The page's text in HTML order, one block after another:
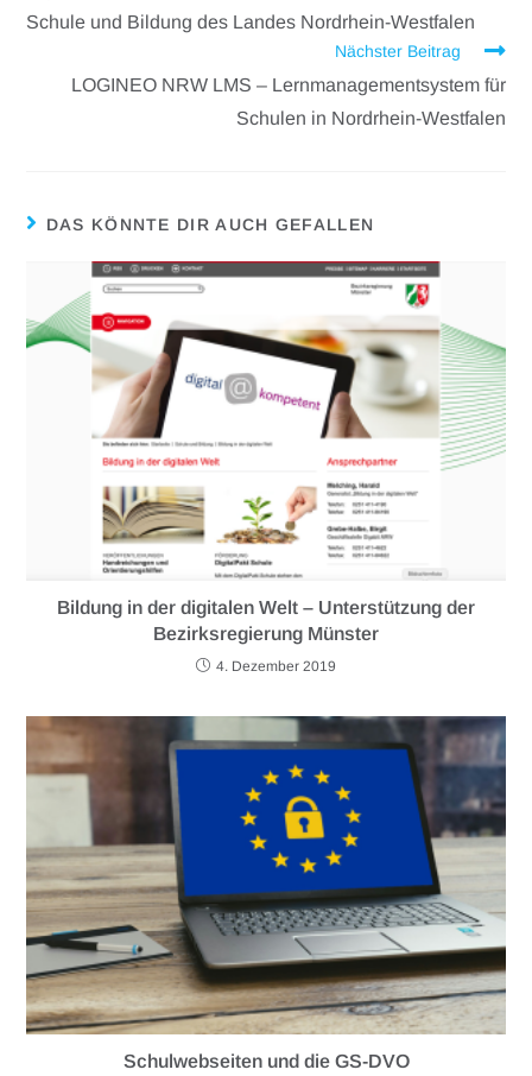
Schule und Bildung des Landes Nordrhein-Westfalen
Nächster Beitrag
LOGINEO NRW LMS – Lernmanagementsystem für
Schulen in Nordrhein-Westfalen
DAS KÖNNTE DIR AUCH GEFALLEN
Bildung in der digitalen Welt – Unterstützung der
Bezirksregierung Münster
4. Dezember 2019
Schulwebseiten und die GS-DVO